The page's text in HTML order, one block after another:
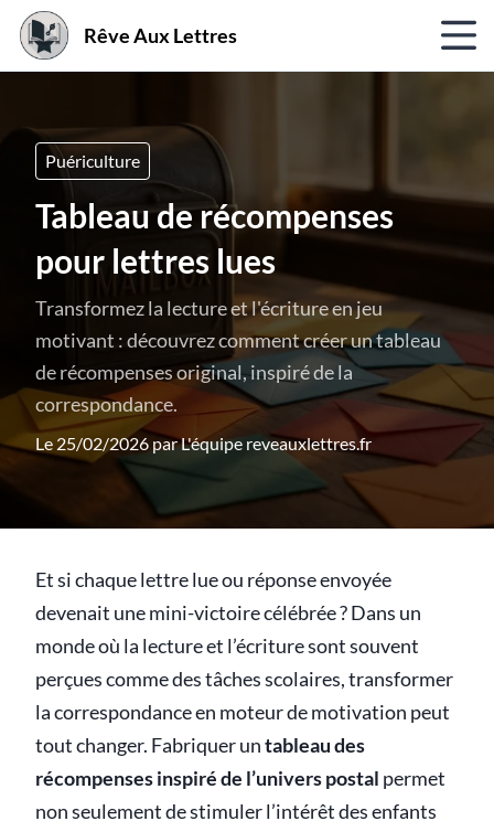
Rêve Aux Lettres
Puériculture
Tableau de récompenses
pour lettres lues
Transformez la lecture et l'écriture en jeu
motivant : découvrez comment créer un tableau
de récompenses original, inspiré de la
correspondance.
Le 25/02/2026 parL'équipe reveauxlettres.fr
Et si chaque lettre lue ou réponse envoyée
devenait une mini-victoire célébrée ? Dans un
monde où la lecture et l’écriture sont souvent
perçues comme des tâches scolaires, transformer
la correspondance en moteur de motivation peut
tout changer. Fabriquer untableau des
récompenses inspiré de l’univers postal permet
non seulement de stimuler l’intérêt des enfants